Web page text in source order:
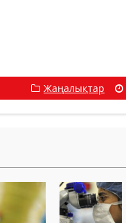
Жаңалықтар